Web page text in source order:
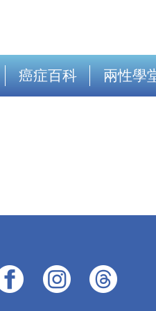
癌症百科 兩性學